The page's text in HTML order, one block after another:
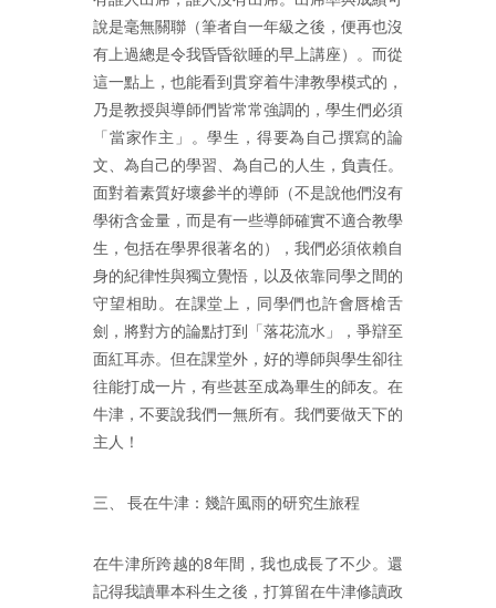
說是毫無關聯（筆者自一年級之後，便再也沒
有上過總是令我昏昏欲睡的早上講座）。而從
這一點上，也能看到貫穿着牛津教學模式的，
乃是教授與導師們皆常常強調的，學生們必須
「當家作主」。學生，得要為自己撰寫的論
文、為自己的學習、為自己的人生，負責任。
面對着素質好壞參半的導師（不是說他們沒有
學術含金量，而是有一些導師確實不適合教學
生，包括在學界很著名的），我們必須依賴自
身的紀律性與獨立覺悟，以及依靠同學之間的
守望相助。在課堂上，同學們也許會唇槍舌
劍，將對方的論點打到「落花流水」，爭辯至
面紅耳赤。但在課堂外，好的導師與學生卻往
往能打成一片，有些甚至成為畢生的師友。在
牛津，不要說我們一無所有。我們要做天下的
主人！
三、 長在牛津：幾許風雨的研究生旅程
在牛津所跨越的8年間，我也成長了不少。還
記得我讀畢本科生之後，打算留在牛津修讀政